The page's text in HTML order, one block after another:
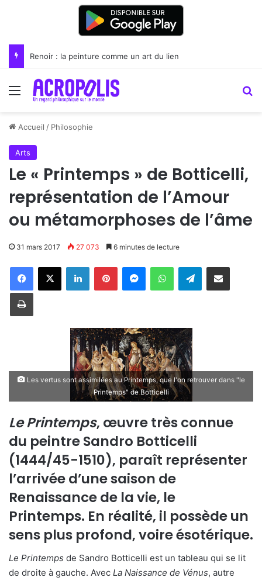
Florence et l’Académie néoplatonicienne
Menu
Accueil / Philosophie
Arts
Le « Printemps » de Botticelli,
représentation de l’Amour
ou métamorphoses de l’âme
31 mars 2017 27 073 6 minutes de lecture
LinkedinPinterestMessengerWhatsAppTelegramPartager par email
Imprimer
Les vertus sont assimilées au Printemps, que l'on retrouver dans "le
Printemps" de Botticelli
Le Printemps, œuvre très connue
du peintre Sandro Botticelli
(1444/45-1510), paraît représenter
l’arrivée d’une saison de
Renaissance de la vie, le
Printemps. En réalité, il possède un
sens plus profond, voire ésotérique.
Le Printemps de Sandro Botticelli est un tableau qui se lit
de droite à gauche. Avec La Naissance de Vénus, autre